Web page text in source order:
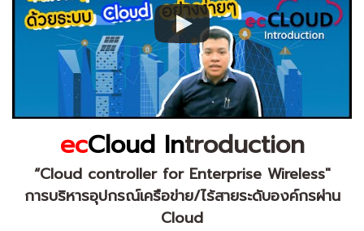
ecCloud Introduction
“Cloud controller for Enterprise Wireless"
การบริหารอุปกรณ์เครือข่าย/ไร้สายระดับองค์กรผ่าน
Cloud